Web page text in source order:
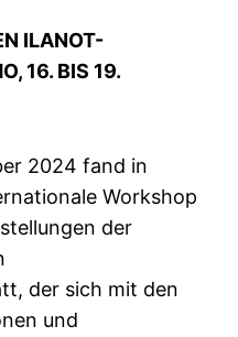
ILANOT-
16. BIS 19.
2024 fand in
Workshop
der
der sich mit den
und